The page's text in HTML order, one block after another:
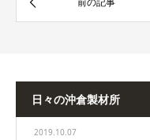
日々の沖倉製材所
2019.10.07